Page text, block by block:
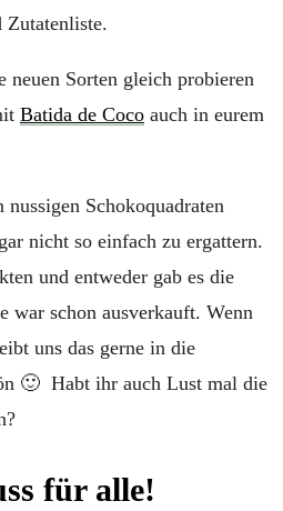
Zutatenliste.
Sorten gleich probieren
Batida de Coco auch in eurem
Schokoquadraten
nicht so einfach zu ergattern.
und entweder gab es die
war schon ausverkauft. Wenn
uns das gerne in die
🙂 Habt ihr auch Lust mal die
für alle!